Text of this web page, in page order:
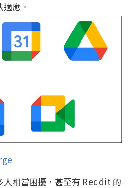
應。
人相當困擾，甚至有 Reddit 的